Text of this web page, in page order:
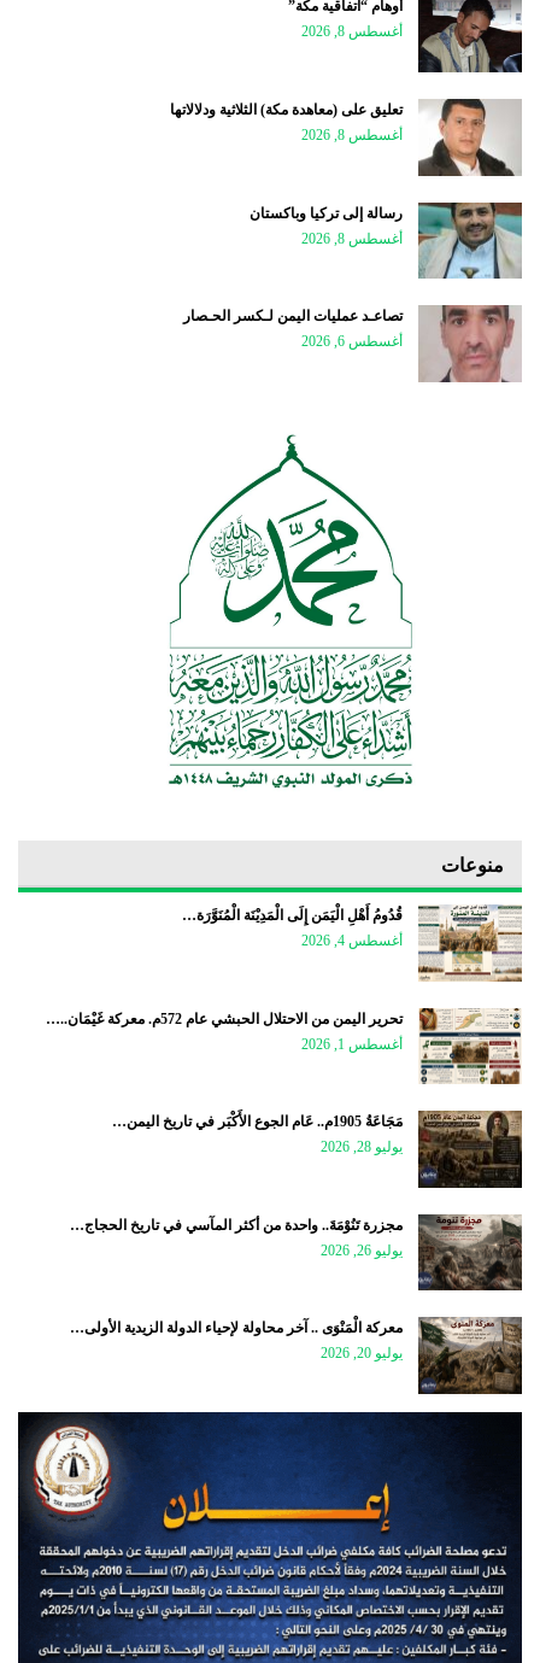
أوهام “اتفاقية مكة”
أغسطس 8, 2026
تعليق على (معاهدة مكة) الثلاثية ودلالاتها
أغسطس 8, 2026
رسالة إلى تركيا وباكستان
أغسطس 8, 2026
تصاعـد عمليات اليمن لـكسر الحـصار
أغسطس 6, 2026
منوعات
قُدُومُ أَهْلِ الْيَمَن إِلَى الْمَدِيْنَة الْمُنَوَّرَة…
أغسطس 4, 2026
تحرير اليمن من الاحتلال الحبشي عام 572م. معركة غَيْمَان..…
أغسطس 1, 2026
مَجَاعَةُ 1905م.. عَام الجوع الأَكْبَر في تاريخ اليمن…
يوليو 28, 2026
مجزرة تَنُوْمَةَ.. واحدة من أكثر المآسي في تاريخ الحجاج…
يوليو 26, 2026
معركة الْمَنْوَى .. آخر محاولة لإحياء الدولة الزيدية الأولى…
يوليو 20, 2026